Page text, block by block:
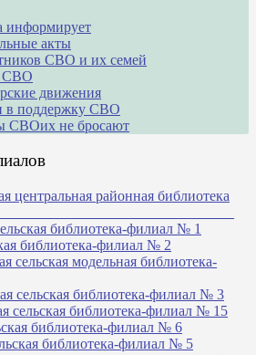
информирует
акты
СВО и их семей
СВО
движения
в поддержку СВО
СВОих не бросают
центральная районная библиотека
библиотека-филиал № 1
библиотека-филиал № 2
сельская модельная библиотека-
сельская библиотека-филиал № 3
сельская библиотека-филиал № 15
библиотека-филиал № 6
библиотека-филиал № 5